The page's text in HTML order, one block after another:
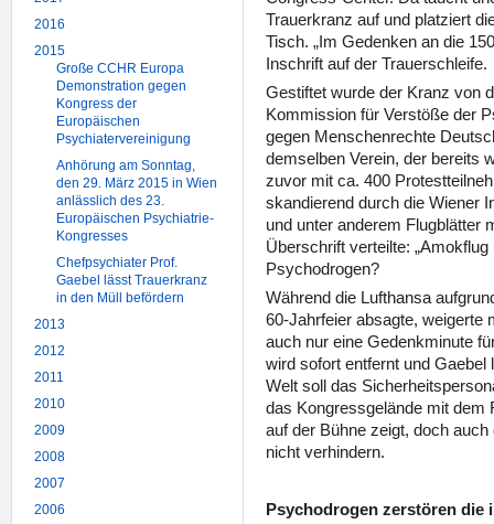
2016
2015
Große CCHR Europa
Demonstration gegen
Kongress der
Europäischen
Psychiatervereinigung
Anhörung am Sonntag,
den 29. März 2015 in Wien
anlässlich des 23.
Europäischen Psychiatrie-
Kongresses
Chefpsychiater Prof.
Gaebel lässt Trauerkranz
in den Müll befördern
2013
2012
2011
2010
2009
2008
2007
2006
Trauerkranz auf und platziert
Tisch. „Im Gedenken an die
Inschrift auf der Trauerschleife.
Gestiftet wurde der Kranz von
Kommission für Verstöße der
gegen Menschenrechte
demselben Verein, der bereits
zuvor mit ca. 400
skandierend durch die Wiener
und unter anderem Flugblätter
Überschrift verteilte: „Amokflug
Psychodrogen?
Während die Lufthansa
60-Jahrfeier absagte, weigerte
auch nur eine Gedenkminute
wird sofort entfernt und
Welt soll das
das Kongressgelände mit dem
auf der Bühne zeigt, doch
nicht verhindern.
Psychodrogen zerstören die